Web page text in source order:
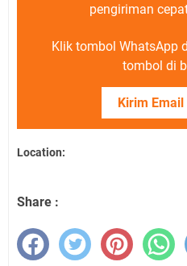
pengiriman
Klik tombol WhatsApp
tombol di
Kirim
Location:
Share :